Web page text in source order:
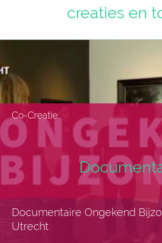
creaties en
Co-Creatie:
Documentaire Ongekend
Utrecht